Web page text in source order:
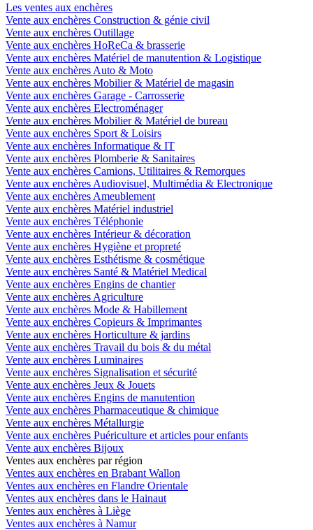
Les ventes aux enchères
Vente aux enchères Construction & génie civil
Vente aux enchères Outillage
Vente aux enchères HoReCa & brasserie
Vente aux enchères Matériel de manutention & Logistique
Vente aux enchères Auto & Moto
Vente aux enchères Mobilier & Matériel de magasin
Vente aux enchères Garage - Carrosserie
Vente aux enchères Electroménager
Vente aux enchères Mobilier & Matériel de bureau
Vente aux enchères Sport & Loisirs
Vente aux enchères Informatique & IT
Vente aux enchères Plomberie & Sanitaires
Vente aux enchères Camions, Utilitaires & Remorques
Vente aux enchères Audiovisuel, Multimédia & Electronique
Vente aux enchères Ameublement
Vente aux enchères Matériel industriel
Vente aux enchères Téléphonie
Vente aux enchères Intérieur & décoration
Vente aux enchères Hygiène et propreté
Vente aux enchères Esthétisme & cosmétique
Vente aux enchères Santé & Matériel Medical
Vente aux enchères Engins de chantier
Vente aux enchères Agriculture
Vente aux enchères Mode & Habillement
Vente aux enchères Copieurs & Imprimantes
Vente aux enchères Horticulture & jardins
Vente aux enchères Travail du bois & du métal
Vente aux enchères Luminaires
Vente aux enchères Signalisation et sécurité
Vente aux enchères Jeux & Jouets
Vente aux enchères Engins de manutention
Vente aux enchères Pharmaceutique & chimique
Vente aux enchères Métallurgie
Vente aux enchères Puériculture et articles pour enfants
Vente aux enchères Bijoux
Ventes aux enchères par région
Ventes aux enchères en Brabant Wallon
Ventes aux enchères en Flandre Orientale
Ventes aux enchères dans le Hainaut
Ventes aux enchères à Liège
Ventes aux enchères à Namur